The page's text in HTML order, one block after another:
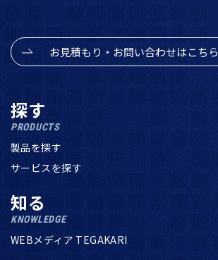
お見積もり・お問い合わせはこちら
探す
PRODUCTS
製品を探す
サービスを探す
知る
KNOWLEDGE
WEBメディア TEGAKARI